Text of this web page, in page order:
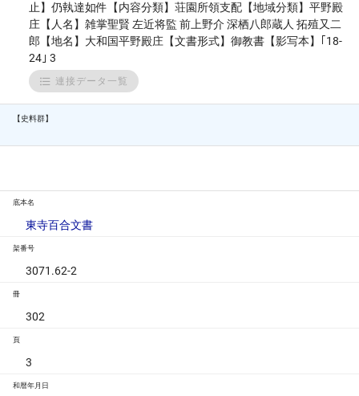
止】仍執達如件【内容分類】荘園所領支配【地域分類】平野殿
庄【人名】雑掌聖賢 左近将監 前上野介 深栖八郎蔵人 拓殖又二
郎【地名】大和国平野殿庄【文書形式】御教書【影写本】｢18-
24｣ 3
連接データ一覧
【史料群】
底本名
東寺百合文書
架番号
3071.62-2
冊
302
頁
3
和暦年月日